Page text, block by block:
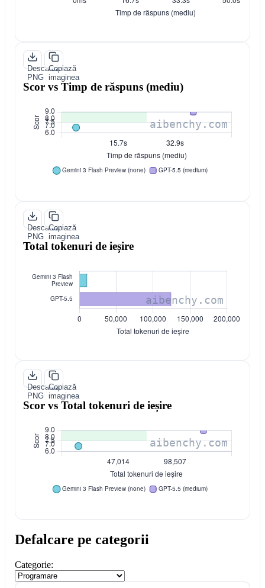
Descarcă
PNG
Copiază
imaginea
Scor vs Timp de răspuns (mediu)
Descarcă
PNG
Copiază
imaginea
Total tokenuri de ieșire
Descarcă
PNG
Copiază
imaginea
Scor vs Total tokenuri de ieșire
Defalcare pe categorii
Categorie: